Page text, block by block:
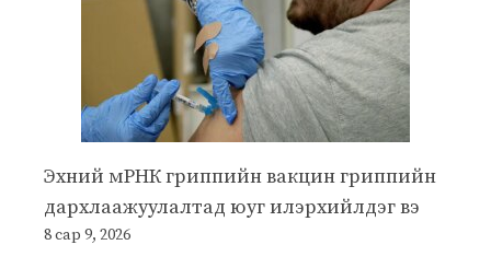
Эхний мРНК гриппийн вакцин гриппийн
дархлаажуулалтад юуг илэрхийлдэг вэ
8 сар 9, 2026